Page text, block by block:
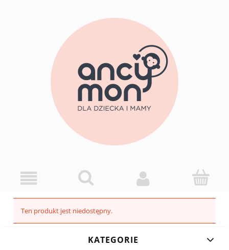
Ten produkt jest niedostępny.
KATEGORIE